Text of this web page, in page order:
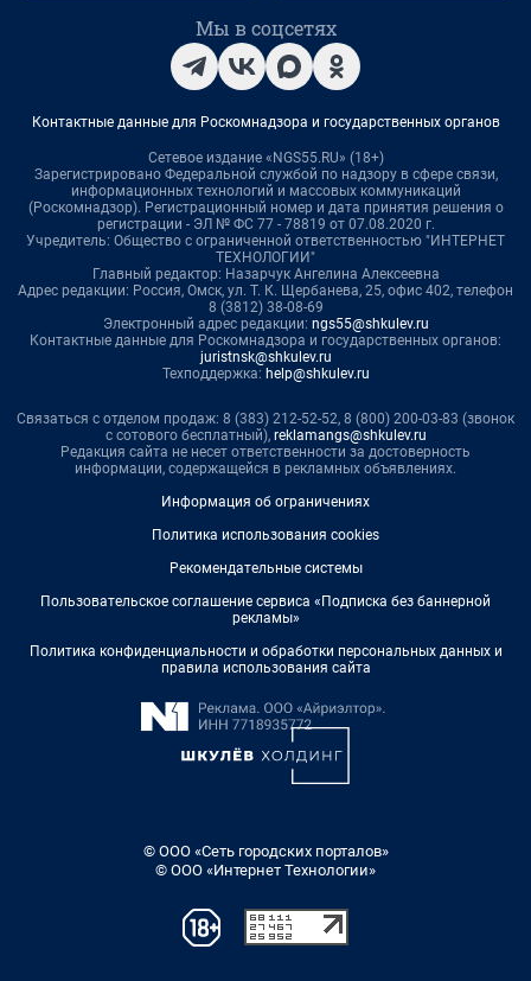
Мы в соцсетях
Контактные данные для Роскомнадзора и государственных органов
Сетевое издание «NGS55.RU» (18+)
Зарегистрировано Федеральной службой по надзору в сфере связи,
информационных технологий и массовых коммуникаций
(Роскомнадзор). Регистрационный номер и дата принятия решения о
регистрации - ЭЛ № ФС 77 - 78819 от 07.08.2020 г.
Учредитель: Общество с ограниченной ответственностью "ИНТЕРНЕТ
ТЕХНОЛОГИИ"
Главный редактор: Назарчук Ангелина Алексеевна
Адрес редакции: Россия, Омск, ул. Т. К. Щербанева, 25, офис 402, телефон
8 (3812) 38-08-69
Электронный адрес редакции: ngs55@shkulev.ru
Контактные данные для Роскомнадзора и государственных органов:
juristnsk@shkulev.ru
Техподдержка: help@shkulev.ru
Связаться с отделом продаж: 8 (383) 212-52-52, 8 (800) 200-03-83 (звонок
с сотового бесплатный), reklamangs@shkulev.ru
Редакция сайта не несет ответственности за достоверность
информации, содержащейся в рекламных объявлениях.
Информация об ограничениях
Политика использования cookies
Рекомендательные системы
Пользовательское соглашение сервиса «Подписка без баннерной
рекламы»
Политика конфиденциальности и обработки персональных данных и
правила использования сайта
© ООО «Сеть городских порталов»
© ООО «Интернет Технологии»